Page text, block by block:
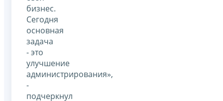
бизнес.
Сегодня
основная
задача
- это
улучшение
администрирования»,
-
подчеркнул